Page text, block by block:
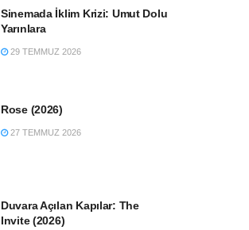
Sinemada İklim Krizi: Umut Dolu
Yarınlara
29 TEMMUZ 2026
Rose (2026)
27 TEMMUZ 2026
Duvara Açılan Kapılar: The
Invite (2026)